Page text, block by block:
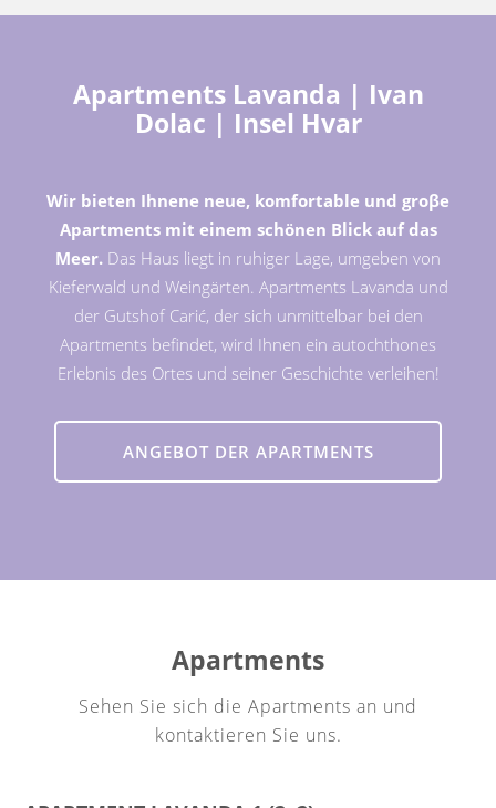
Apartments Lavanda | Ivan
Dolac | Insel Hvar
Wir bieten Ihnene neue, komfortable und groβe
Apartments mit einem schönen Blick auf das
Meer. Das Haus liegt in ruhiger Lage, umgeben von
Kieferwald und Weingärten. Apartments Lavanda und
der Gutshof Carić, der sich unmittelbar bei den
Apartments befindet, wird Ihnen ein autochthones
Erlebnis des Ortes und seiner Geschichte verleihen!
ANGEBOT DER APARTMENTS
Apartments
Sehen Sie sich die Apartments an und
kontaktieren Sie uns.